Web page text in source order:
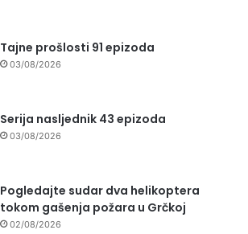
Tajne prošlosti 91 epizoda
03/08/2026
Serija nasljednik 43 epizoda
03/08/2026
Pogledajte sudar dva helikoptera
tokom gašenja požara u Grčkoj
02/08/2026